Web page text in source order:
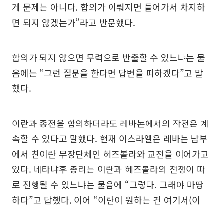
게 문제는 아니다. 합의가 이뤄지면 들어가서 차지하
면 되지 않겠는가”라고 반문했다.
합의가 되지 않으면 무력으로 반출할 수 있느냐는 물
음에는 “그런 질문을 한다면 답변을 피하겠다”고 말
했다.
이란과 종전을 합의하더라도 레바논에서의 작전은 계
속할 수 있다고 말했다. 현재 이스라엘은 레바논 남부
에서 친이란 무장단체인 헤즈볼라와 교전을 이어가고
있다. 네타냐후 총리는 이란과 헤즈볼라의 전쟁이 따
로 진행될 수 있느냐는 물음에 “그렇다. 그래야 마땅
하다”고 답했다. 이어 “이란이 원하는 건 여기서(이